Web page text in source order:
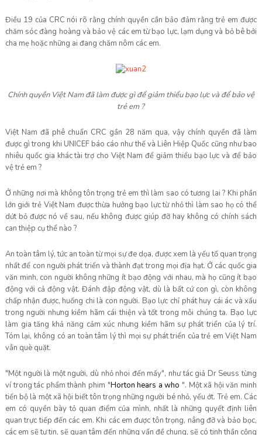
Điều 19 của CRC nói rõ rằng chính quyền cần bảo đảm rằng trẻ em được
chăm sóc đàng hoàng và bảo vệ các em từ bạo lực, lạm dụng và bỏ bê bởi
cha mẹ hoặc những ai đang chăm nôm các em.
Chính quyềnViệt Nam đã làm được gì đểgiảm thiểu bạo lực và đểbảo vệ
trẻem ?
Việt Nam đã phê chuẩn CRC gần 28 năm qua, vậy chính quyền đã làm
được gì trong khi UNICEF báo cáo như thế và Liên Hiệp Quốc cũng như bao
nhiêu quốc gia khác tài trợ cho Việt Nam để giảm thiểu bạo lực và để bảo
vệ trẻ em ?
Ở những nơi mà không tôn trọng trẻ em thì làm sao có tương lai ? Khi phần
lớn giới trẻ Việt Nam được thừa hưởng bạo lực từ nhỏ thì làm sao họ có thể
dứt bỏ được nó về sau, nếu không được giúp đỡ hay không có chính sách
can thiệp cụ thể nào ?
An toàn tâm lý, tức an toàn từ mọi sự đe dọa, được xem là yếu tố quan trọng
nhất để con người phát triển và thành đạt trong mọi địa hạt. Ở các quốc gia
văn minh, con người không những ít bạo động với nhau, mà họ cũng ít bạo
động với cả động vật. Đánh đập động vật, dù là bất cứ con gì, còn không
chấp nhận được, huống chi là con người. Bạo lực chỉ phát huy cái ác và xấu
trong người nhưng kiềm hãm cái thiện và tốt trong mỗi chúng ta. Bạo lực
làm gia tăng khả năng cảm xúc nhưng kiềm hãm sự phát triển của lý trí.
Tóm lại, không có an toàn tâm lý thì mọi sự phát triển của trẻ em Việt Nam
vẫn què quặt.
"Một người là một người, dù nhỏ nhoi đến mấy", như tác giả Dr Seuss từng
ví trong tác phẩm thành phim "Horton hears a who ". Một xã hội văn minh
tiến bộ là một xã hội biết tôn trọng những người bé nhỏ, yếu ớt. Trẻ em. Các
em có quyền bày tỏ quan điểm của mình, nhất là những quyết định liên
quan trực tiếp đến các em. Khi các em được tôn trọng, nâng đỡ và bảo bọc,
các em sẽ tự tin, sẽ quan tâm đến những vấn đề chung, sẽ có tinh thần cộng